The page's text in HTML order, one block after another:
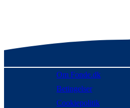
Om Fonde.dk
Betingelser
Cookiepolitik